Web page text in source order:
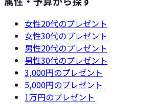
女性20代のプレゼント
女性30代のプレゼント
男性20代のプレゼント
男性30代のプレゼント
3,000円のプレゼント
5,000円のプレゼント
1万円のプレゼント